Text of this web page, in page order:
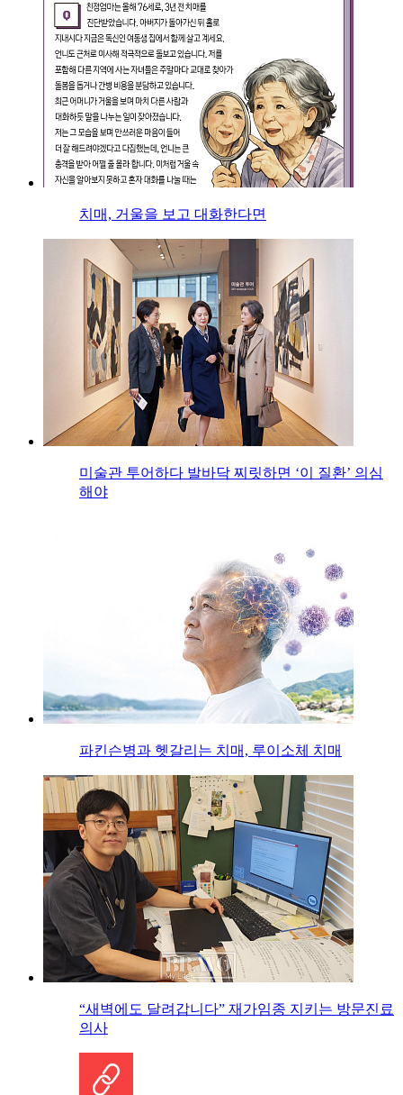
치매, 거울을 보고 대화한다면
미술관 투어하다 발바닥 찌릿하면 ‘이 질환’ 의심
해야
파킨슨병과 헷갈리는 치매, 루이소체 치매
“새벽에도 달려갑니다” 재가임종 지키는 방문진료
의사